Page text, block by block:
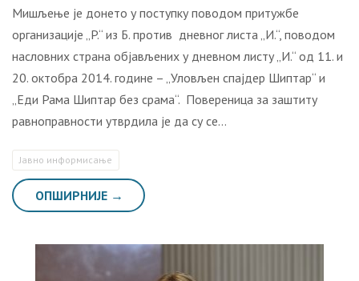
Мишљење је донето у поступку поводом притужбе
организације „P.“ из Б. против дневног листа „И.“, поводом
насловних страна објављених у дневном листу „И.“ од 11. и
20. октобра 2014. године – „Уловљен спајдер Шиптар“ и
„Еди Рама Шиптар без срама“. Повереница за заштиту
равноправности утврдила је да су се…
Јавно информисање
ОПШИРНИЈЕ →